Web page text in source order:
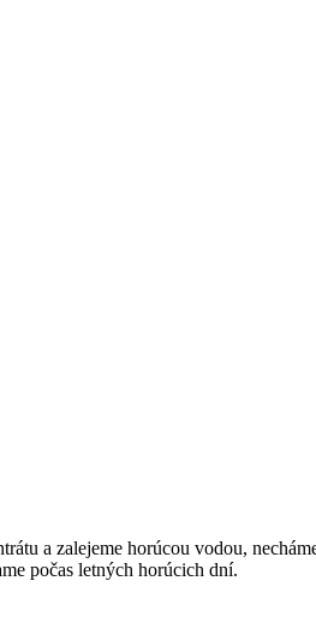
a zalejeme horúcou vodou,
počas letných horúcich dní.